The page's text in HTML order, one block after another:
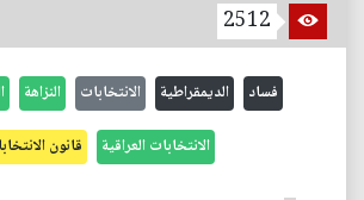
2512
فساد الديمقراطية الانتخابات النزاهة
الانتخابات العراقية قانون